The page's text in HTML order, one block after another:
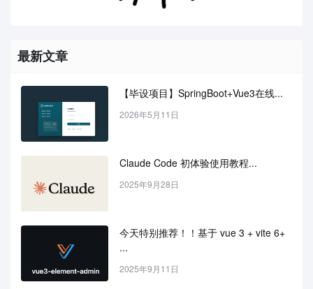
最新文章
【毕设项目】SpringBoot+Vue3在线...
2026年5月11日
Claude Code 初体验使用教程...
2025年9月28日
今天特别推荐！！基于 vue 3 + vite 6+
...
2025年9月11日